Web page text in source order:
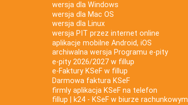
wersja dla Windows
wersja dla Mac OS
wersja dla Linux
wersja PIT przez internet online
aplikacje mobilne Android, iOS
archiwalna wersja Programu e-pity
e-pity 2026/2027 w fillup
e‑Faktury KSeF w fillup
Darmowa faktura KSeF
firmly aplikacja KSeF na telefon
fillup | k24 - KSeF w biurze rachunkowym